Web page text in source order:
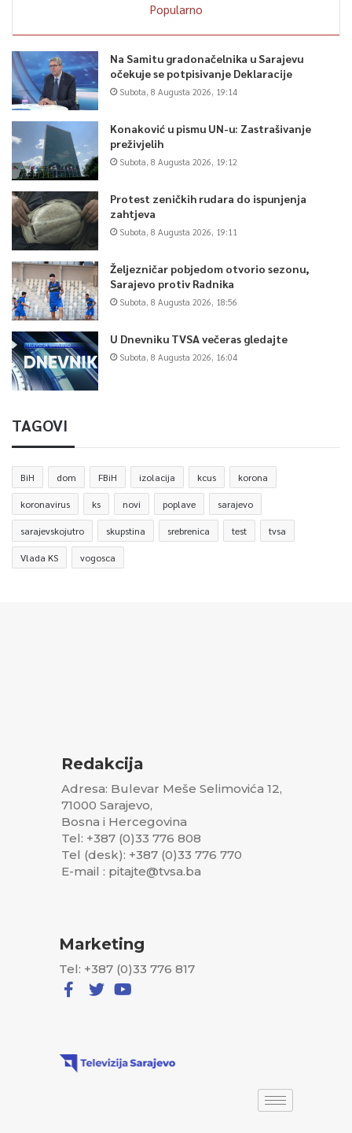
Popularno
Na Samitu gradonačelnika u Sarajevu
očekuje se potpisivanje Deklaracije
Subota, 8 Augusta 2026, 19:14
Konaković u pismu UN-u: Zastrašivanje
preživjelih
Subota, 8 Augusta 2026, 19:12
Protest zeničkih rudara do ispunjenja
zahtjeva
Subota, 8 Augusta 2026, 19:11
Željezničar pobjedom otvorio sezonu,
Sarajevo protiv Radnika
Subota, 8 Augusta 2026, 18:56
U Dnevniku TVSA večeras gledajte
Subota, 8 Augusta 2026, 16:04
TAGOVI
BiH dom FBiH izolacija kcus korona
koronavirus ks novi poplave sarajevo
sarajevskojutro skupstina srebrenica test tvsa
Vlada KS vogosca
Redakcija
Adresa: Bulevar Meše Selimovića 12,
71000 Sarajevo,
Bosna i Hercegovina
Tel: +387 (0)33 776 808
Tel (desk): +387 (0)33 776 770
E-mail : pitajte@tvsa.ba
Marketing
Tel: +387 (0)33 776 817